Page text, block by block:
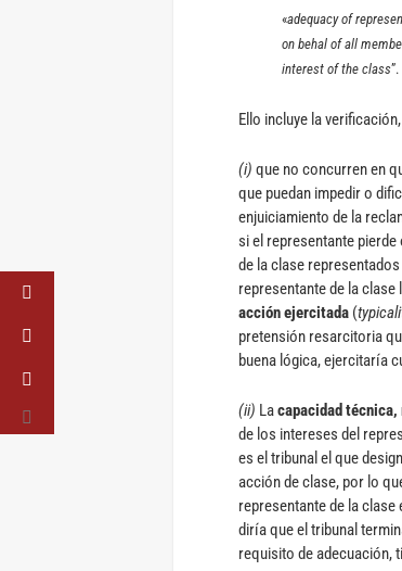
«adequacy of
on behal of all
interest of the class”.
Ello incluye la
(i) que no concurren en
que puedan impedir o
enjuiciamiento de la
si el representante
de la clase
representante de la
acción ejercitada (
pretensión resarcitoria
buena lógica, ejercitaría
(ii) Lacapacidad
de los intereses del
es el tribunal el que
acción de clase, por lo
representante de la
diría que el tribunal
requisito de adecuación,